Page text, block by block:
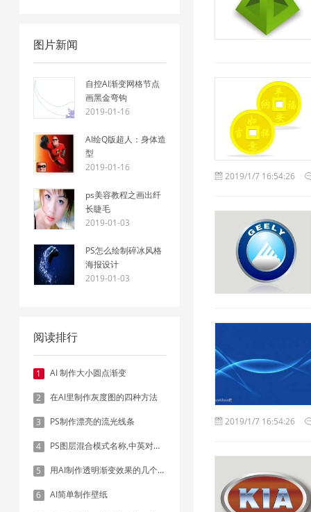
图片新闻
自控AI渐变网格节点
画黑金弯钩
2019-01-16
AI绘Q版超人：身体造
型
2019-01-16
ps美容教程之画出纤
长睫毛
2019-01-03
PS怎么绘制碎冰风格
海报设计
2019-01-03
阅读排行
1 AI 制作大小圆点渐变
2 在AI里制作灰度图的四种方法
3 PS制作漂亮的流光线条
4 PS图层混合模式名称,中英对照表
5 用AI制作透明渐变效果的几个方法
6 AI简单制作壁纸
2019/1/7 16:54:26
2019/1/7 16:54:26